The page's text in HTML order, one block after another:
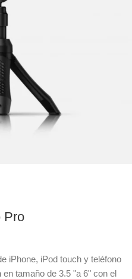
Pro
iPhone, iPod touch y teléfono
tamaño de 3.5 "a 6" con el